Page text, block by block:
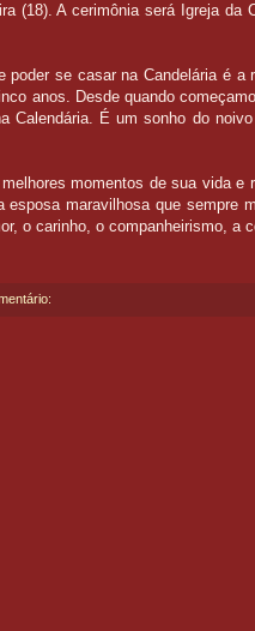
(18). A cerimônia será Igreja da
se casar na Candelária é a
anos. Desde quando
Calendária. É um sonho do
momentos de sua vida e
maravilhosa que sempre
o carinho, o companheirismo, a